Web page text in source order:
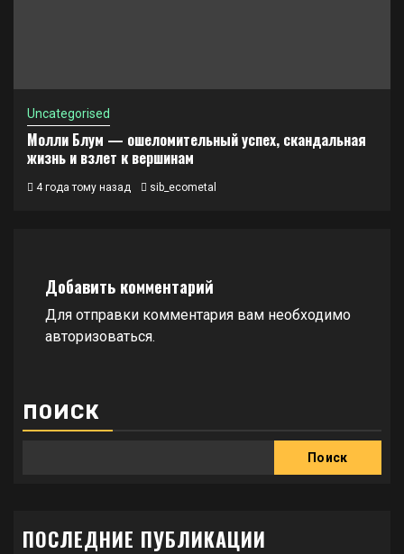
Uncategorised
Молли Блум — ошеломительный успех, скандальная
жизнь и взлет к вершинам
4 года тому назад sib_ecometal
Добавить комментарий
Для отправки комментария вам необходимо
авторизоваться.
ПОИСК
Поиск
ПОСЛЕДНИЕ ПУБЛИКАЦИИ